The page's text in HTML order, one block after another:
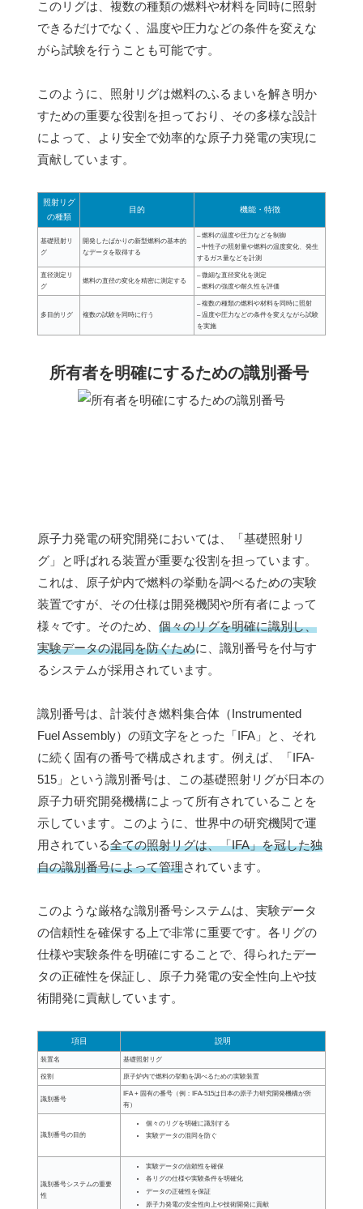
このリグは、複数の種類の燃料や材料を同時に照射
できるだけでなく、温度や圧力などの条件を変えな
がら試験を行うことも可能です。
このように、照射リグは燃料のふるまいを解き明か
すための重要な役割を担っており、その多様な設計
によって、より安全で効率的な原子力発電の実現に
貢献しています。
照射リグ
の種類
目的 機能・特徴
基礎照射リ
グ
開発したばかりの新型燃料の基本的
なデータを取得する
– 燃料の温度や圧力などを制御
– 中性子の照射量や燃料の温度変化、発生
するガス量などを計測
直径測定リ
グ
燃料の直径の変化を精密に測定する
– 微細な直径変化を測定
– 燃料の強度や耐久性を評価
多目的リグ 複数の試験を同時に行う
– 複数の種類の燃料や材料を同時に照射
– 温度や圧力などの条件を変えながら試験
を実施
所有者を明確にするための識別番号
原子力発電の研究開発においては、「基礎照射リ
グ」と呼ばれる装置が重要な役割を担っています。
これは、原子炉内で燃料の挙動を調べるための実験
装置ですが、その仕様は開発機関や所有者によって
様々です。そのため、 個々のリグを明確に識別し、
実験データの混同を防ぐために、識別番号を付与す
るシステムが採用されています。
識別番号は、計装付き燃料集合体（Instrumented
Fuel Assembly）の頭文字をとった「IFA」と、それ
に続く固有の番号で構成されます。例えば、「IFA-
515」という識別番号は、この基礎照射リグが日本の
原子力研究開発機構によって所有されていることを
示しています。このように、世界中の研究機関で運
用されている全ての照射リグは、「IFA」を冠した独
自の識別番号によって管理されています。
このような厳格な識別番号システムは、実験データ
の信頼性を確保する上で非常に重要です。各リグの
仕様や実験条件を明確にすることで、得られたデー
タの正確性を保証し、原子力発電の安全性向上や技
術開発に貢献しています。
項目 説明
装置名 基礎照射リグ
役割 原子炉内で燃料の挙動を調べるための実験装置
識別番号
IFA + 固有の番号（例：IFA-515は日本の原子力研究開発機構が所
有）
識別番号の目的
個々のリグを明確に識別する
実験データの混同を防ぐ
識別番号システムの重要
性
実験データの信頼性を確保
各リグの仕様や実験条件を明確化
データの正確性を保証
原子力発電の安全性向上や技術開発に貢献